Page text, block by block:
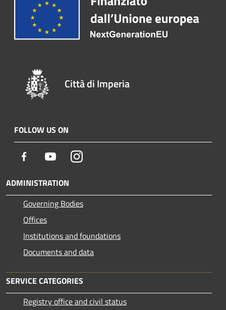
Città di Imperia
FOLLOW US ON
Facebook YoutubeInstagram
ADMINISTRATION
Governing Bodies
Offices
Institutions and foundations
Documents and data
SERVICE CATEGORIES
Registry office and civil status